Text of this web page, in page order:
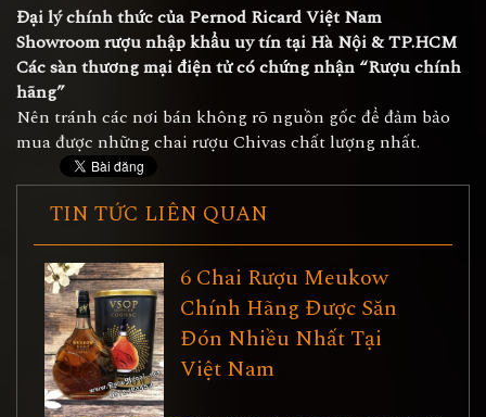
Đại lý chính thức của Pernod Ricard Việt Nam
Showroom rượu nhập khẩu uy tín tại Hà Nội & TP.HCM
Các sàn thương mại điện tử có chứng nhận “Rượu chính
hãng”
Nên tránh các nơi bán không rõ nguồn gốc để đảm bảo
mua được những chai rượu Chivas chất lượng nhất.
TIN TỨC LIÊN QUAN
6 Chai Rượu Meukow
Chính Hãng Được Săn
Đón Nhiều Nhất Tại
Việt Nam